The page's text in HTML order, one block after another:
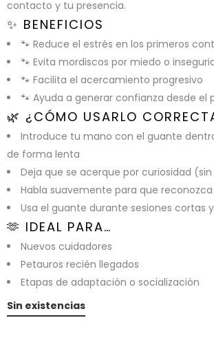
contacto y tu presencia.
✨ BENEFICIOS
🐾 Reduce el estrés en los primeros
🐾 Evita mordiscos por miedo o
🐾 Facilita el acercamiento progresivo
🐾 Ayuda a generar confianza desde el
🌿 ¿CÓMO USARLO
Introduce tu mano con el guante
de forma lenta
Deja que se acerque por curiosidad
Habla suavemente para que
Usa el guante durante sesiones cortas
🫶 IDEAL PARA…
Nuevos cuidadores
Petauros recién llegados
Etapas de adaptación o socialización
Sin existencias